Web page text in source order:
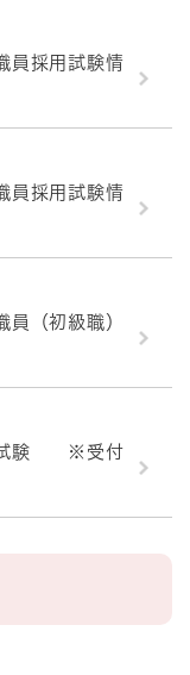
員採用試験情
員採用試験情
（初級職）
試験 ※受付